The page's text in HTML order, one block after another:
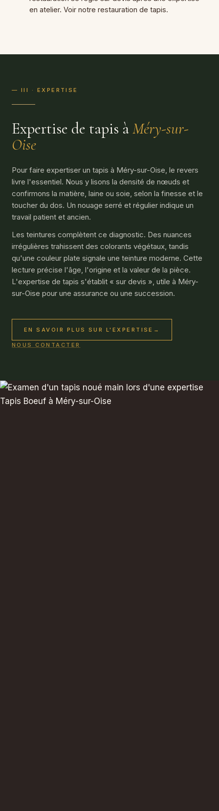
en atelier. Voir notre restauration de tapis.
— III · EXPERTISE
Expertise de tapis àMéry-sur-
Oise
Pour faire expertiser un tapis à Méry-sur-Oise, le revers
livre l'essentiel. Nous y lisons la densité de nœuds et
confirmons la matière, laine ou soie, selon la finesse et le
toucher du dos. Un nouage serré et régulier indique un
travail patient et ancien.
Les teintures complètent ce diagnostic. Des nuances
irrégulières trahissent des colorants végétaux, tandis
qu'une couleur plate signale une teinture moderne. Cette
lecture précise l'âge, l'origine et la valeur de la pièce.
L'expertise de tapis s'établit « sur devis », utile à Méry-
sur-Oise pour une assurance ou une succession.
EN SAVOIR PLUS SUR L'EXPERTISE →
NOUS CONTACTER